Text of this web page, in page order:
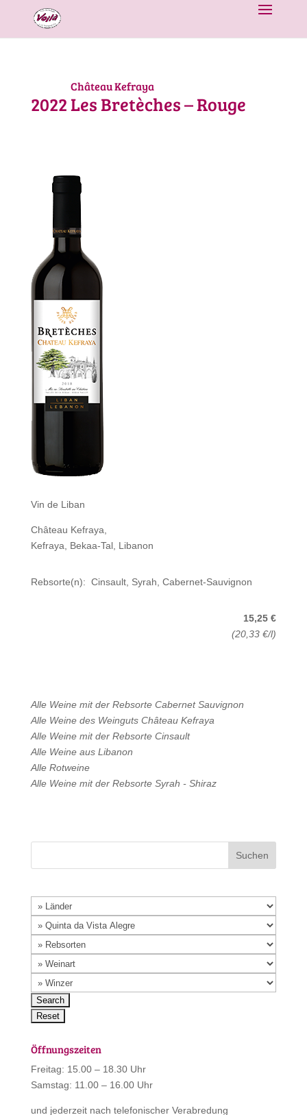
2022
Château Kefraya
Les Bretèches – Rouge
Vin de Liban
Château Kefraya,
Kefraya, Bekaa-Tal, Libanon
Rebsorte(n): Cinsault, Syrah, Cabernet-Sauvignon
15,25 €
(20,33 €/l)
Alle Weine mit der Rebsorte Cabernet Sauvignon
Alle Weine des Weinguts Château Kefraya
Alle Weine mit der Rebsorte Cinsault
Alle Weine aus Libanon
Alle Rotweine
Alle Weine mit der Rebsorte Syrah - Shiraz
Öffnungszeiten
Freitag: 15.00 – 18.30 Uhr
Samstag: 11.00 – 16.00 Uhr
und jederzeit nach telefonischer Verabredung